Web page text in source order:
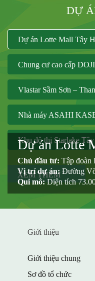
DỰ
Dự án Lotte Mall Tây
Chung cư cao cấp
Vlastar Sầm Sơn –
Nhà máy ASAHI
Khu đô thị Starlake
XEM THÊM
Dự án Lotte
Chủ đầu tư: Tập đoàn
Vị trí dự án:Đường Võ
Qui mô: Diện tích
Giới thiệu
Giới thiệu chung
Sơ đồ tổ chức